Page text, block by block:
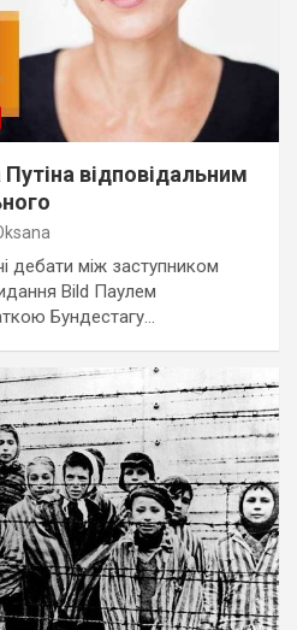
відповідальним
дебати між заступником
Bild Паулем
Бундестагу…